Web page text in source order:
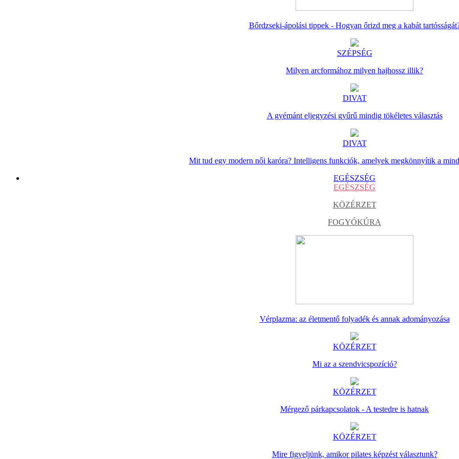
Bőrdzseki-ápolási tippek - Hogyan őrizd meg a kabát
SZÉPSÉG
Milyen arcformához milyen hajhossz illik?
DIVAT
A gyémánt eljegyzési gyűrű mindig tökéletes választás
DIVAT
Mit tud egy modern női karóra? Intelligens funkciók, amelyek megkönnyítik a
EGÉSZSÉG
EGÉSZSÉG
KÖZÉRZET
FOGYÓKÚRA
Vérplazma: az életmentő folyadék és annak adományozása
KÖZÉRZET
Mi az a szendvicspozíció?
KÖZÉRZET
Mérgező párkapcsolatok - A testedre is hatnak
KÖZÉRZET
Mire figyeljünk, amikor pilates képzést választunk?